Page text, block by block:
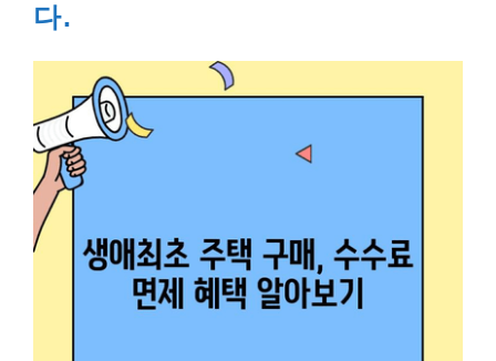
다.